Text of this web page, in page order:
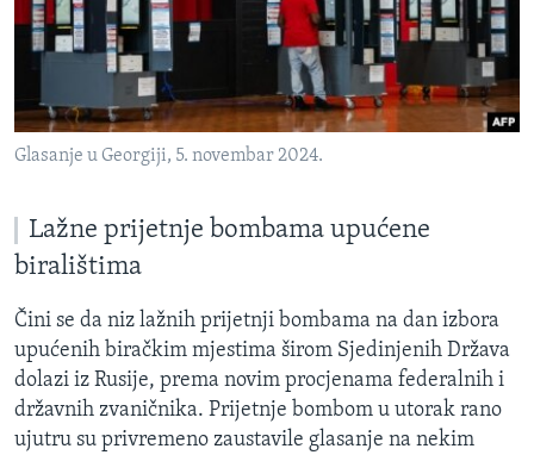
Glasanje u Georgiji, 5. novembar 2024.
Lažne prijetnje bombama upućene
biralištima
Čini se da niz lažnih prijetnji bombama na dan izbora
upućenih biračkim mjestima širom Sjedinjenih Država
dolazi iz Rusije, prema novim procjenama federalnih i
državnih zvaničnika. Prijetnje bombom u utorak rano
ujutru su privremeno zaustavile glasanje na nekim